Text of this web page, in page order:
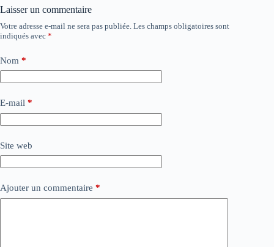
Laisser un commentaire
Votre adresse e-mail ne sera pas publiée. Les champs obligatoires sont
indiqués avec *
Nom *
E-mail *
Site web
Ajouter un commentaire *